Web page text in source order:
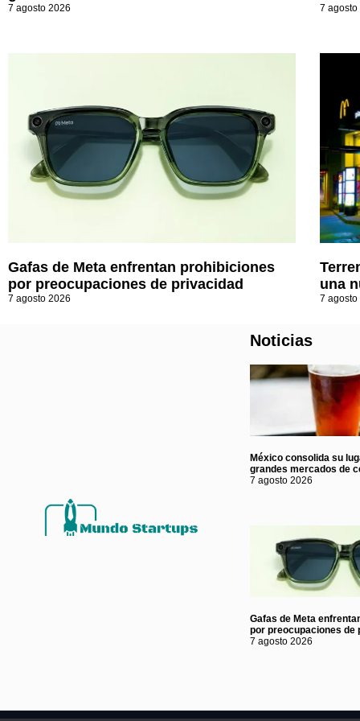
7 agosto 2026 7 agosto
Gafas de Meta enfrentan prohibiciones
por preocupaciones de privacidad
7 agosto 2026
una
7 agosto
Noticias
México consolida su
grandes mercados de
7 agosto 2026
Gafas de Meta
por preocupaciones de
7 agosto 2026